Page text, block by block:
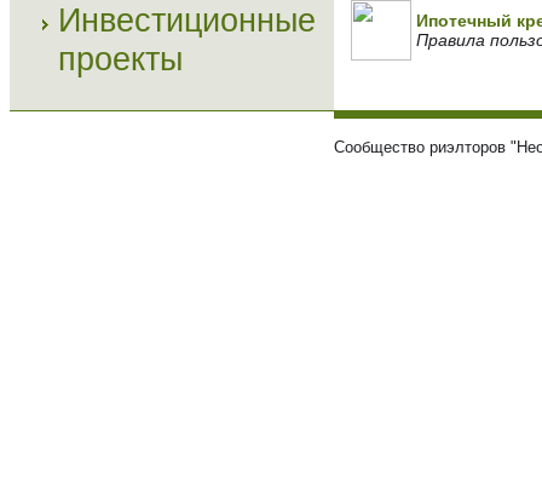
Инвестиционные
проекты
Ипотечный
Правила
Сообщество риэлторов